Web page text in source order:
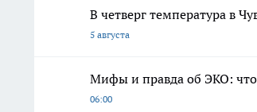
В четверг температура в
5 августа
Мифы и правда об ЭКО:
06:00